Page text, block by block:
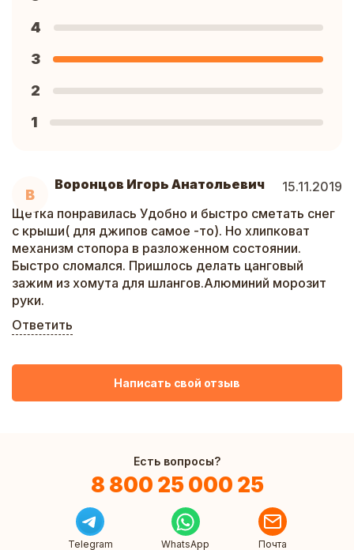
В
Воронцов Игорь Анатольевич
15.11.2019
Щетка понравилась Удобно и быстро сметать снег
с крыши( для джипов самое -то). Но хлипковат
механизм стопора в разложенном состоянии.
Быстро сломался. Пришлось делать цанговый
зажим из хомута для шлангов.Алюминий морозит
руки.
Ответить
4
3
2
1
Написать свой отзыв
Есть вопросы?
8 800 25 000 25
Telegram WhatsApp Почта